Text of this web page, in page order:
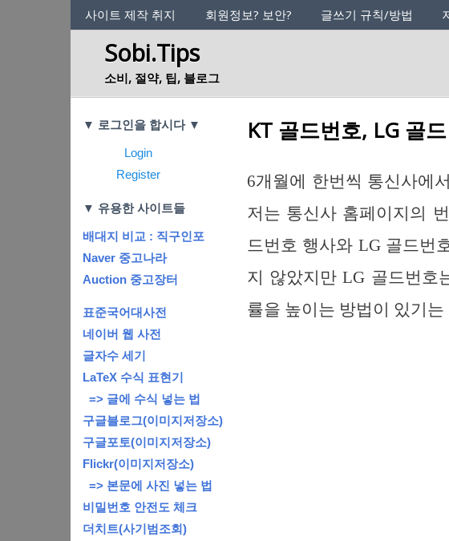
사이트의 정체성
사이트 제작 취지 회원정보? 보안? 글쓰기 규칙/방법
Sobi.Tips
소비, 절약, 팁, 블로그
Categories
KT 골드번호, LG 골
6개월에 한번씩 통신사에
저는 통신사 홈페이지의
드번호 행사와 LG 골드번
지 않았지만 LG 골드번호
률을 높이는 방법이 있기
▼ 로그인을 합시다 ▼
Login
Register
▼ 유용한 사이트들
배대지 비교 : 직구인포
Naver 중고나라
Auction 중고장터
표준국어대사전
네이버 웹 사전
글자수 세기
LaTeX 수식 표현기
=> 글에 수식 넣는 법
구글블로그(이미지저장소)
구글포토(이미지저장소)
Flickr(이미지저장소)
=> 본문에 사진 넣는 법
비밀번호 안전도 체크
더치트(사기범조회)